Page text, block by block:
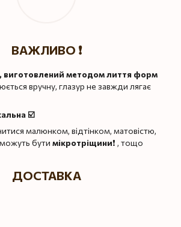
ВАЖЛИВО ❗️
методом лиття форм
вручну, глазур не завжди лягає
☑️
малюнком, відтінком, матовістю,
бути мікротріщини❗️ , тощо
ДОСТАВКА